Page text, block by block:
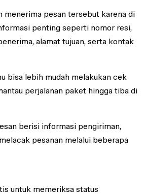
menerima pesan tersebut karena di
penting seperti nomor resi,
alamat tujuan, serta kontak
bisa lebih mudah melakukan cek
perjalanan paket hingga tiba di
berisi informasi pengiriman,
pesanan melalui beberapa
untuk memeriksa status